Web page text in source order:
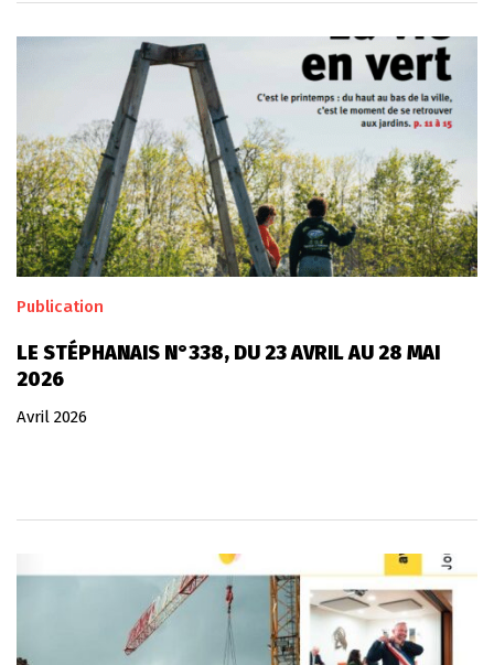
Publication
LE STÉPHANAIS N°338, DU 23 AVRIL AU 28 MAI
2026
Avril 2026